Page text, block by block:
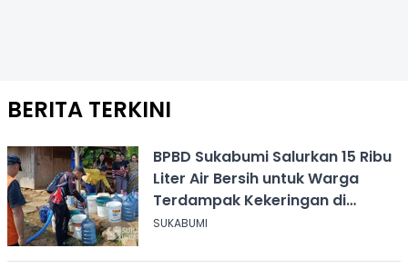
BERITA TERKINI
BPBD Sukabumi Salurkan 15 Ribu
Liter Air Bersih untuk Warga
Terdampak Kekeringan di
Cicurug
SUKABUMI